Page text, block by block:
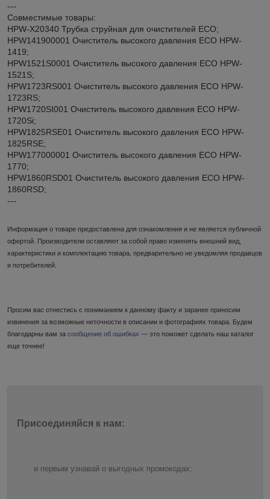
---
Совместимые товары:
HPW-X20340 Трубка струйная для очистителей ECO;
HPW141900001 Очиститель высокого давления ECO HPW-
1419;
HPW1521S0001 Очиститель высокого давления ECO HPW-
1521S;
HPW1723RS001 Очиститель высокого давления ECO HPW-
1723RS;
HPW1720SI001 Очиститель высокого давления ECO HPW-
1720Si;
HPW1825RSE01 Очиститель высокого давления ECO HPW-
1825RSE;
HPW177000001 Очиститель высокого давления ECO HPW-
1770;
HPW1860RSD01 Очиститель высокого давления ECO HPW-
1860RSD;
---
Информация о товаре предоставлена для ознакомления и не является публичной
офертой. Производители оставляют за собой право изменять внешний вид,
характеристики и комплектацию товара, предварительно не уведомляя продавцов
и потребителей.
Просим вас отнестись с пониманием к данному факту и заранее приносим
извинения за возможные неточности в описании и фотографиях товара. Будем
благодарны вам за сообщение об ошибках — это поможет сделать наш каталог
еще точнее!
Присоединяйся к нам:
и первым узнавай о выгодных промокодах;